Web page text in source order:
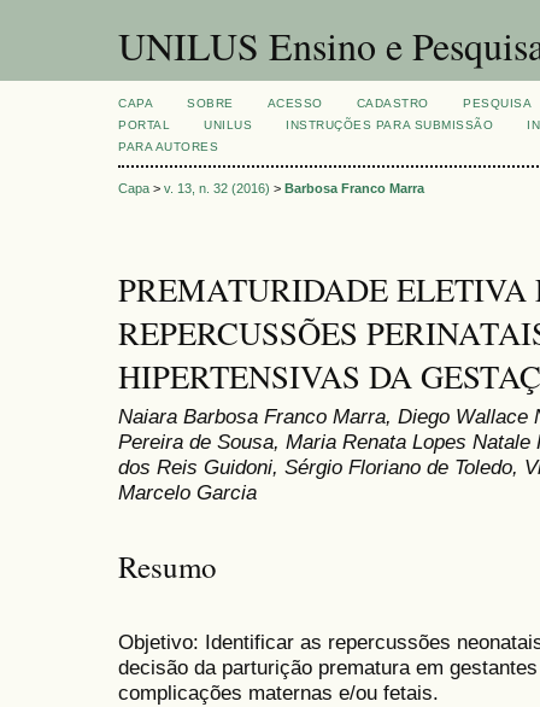
UNILUS Ensino e
CAPA SOBRE ACESSO CADASTRO
PESQUISA
PORTAL
UNILUS INSTRUÇÕES PARA SUBMISSÃO
PARA AUTORES
Capa > v. 13, n. 32 (2016) > Barbosa Franco Marra
PREMATURIDADE ELETIVA
REPERCUSSÕES
HIPERTENSIVAS DA
Naiara Barbosa Franco Marra, Diego
Pereira de Sousa, Maria Renata Lopes
dos Reis Guidoni, Sérgio Floriano de Toledo,
Marcelo Garcia
Resumo
Objetivo: Identificar as repercussões
decisão da parturição prematura em
complicações maternas e/ou fetais.